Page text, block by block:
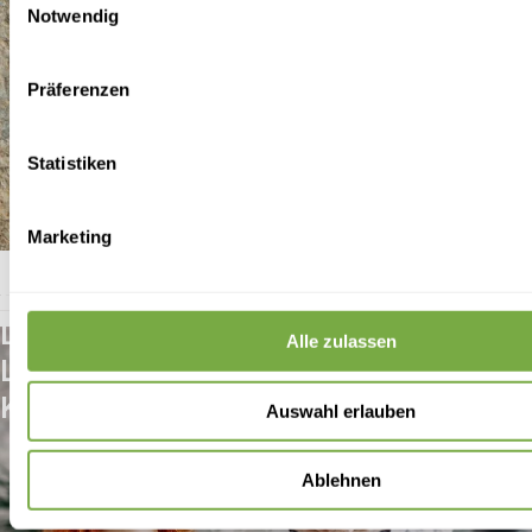
Notwendig
Präferenzen
Statistiken
Marketing
Alle zulassen
Auswahl erlauben
Ablehnen
Dokumentenmanagement-
Lösungen für
KMUs